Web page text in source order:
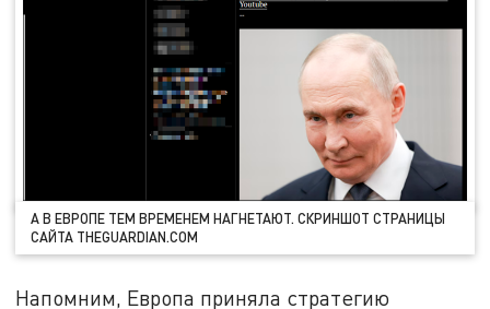
А В ЕВРОПЕ ТЕМ ВРЕМЕНЕМ НАГНЕТАЮТ. СКРИНШОТ СТРАНИЦЫ
САЙТА THEGUARDIAN.COM
Напомним, Европа приняла стратегию